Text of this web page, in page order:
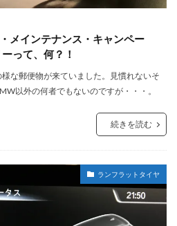
メインテナンス・キャンペー
って、何？！
な郵便物が来ていました。見慣れないそ
以外の何者でもないのですが・・・。
続きを読む
ランフラットタイヤ